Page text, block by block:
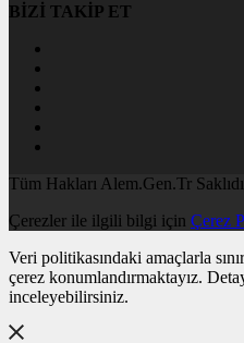
BİZİ TAKİP ET
Tüm Hakları Alem.Gen.Tr
Çerezler ile ilgili bilgi için Çerez
Veri politikasındaki amaçlarla
çerez konumlandırmaktayız.
inceleyebilirsiniz.